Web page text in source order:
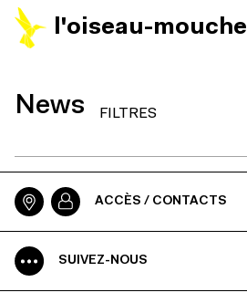
l'oiseau-mouche
News FILTRES
ACCÈS / CONTACTS
SUIVEZ-NOUS